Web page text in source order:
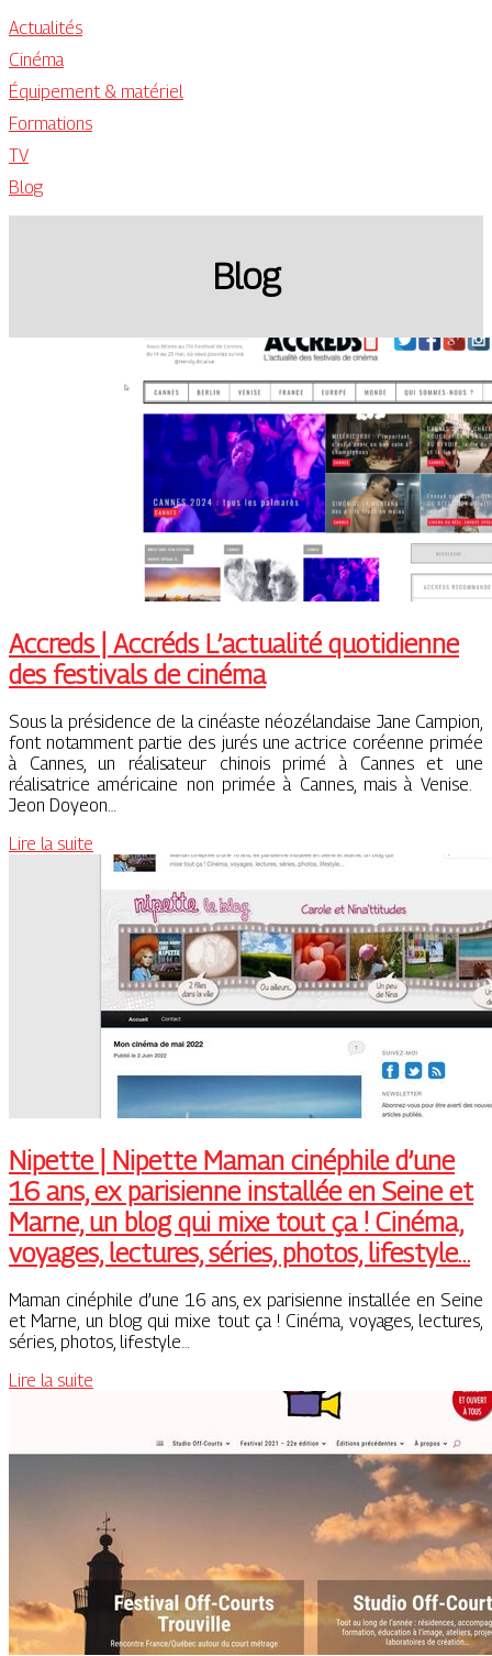
Actualités
Cinéma
Équipement & matériel
Formations
TV
Blog
Blog
Accreds | Accréds L’actualité quotidienne
des festivals de cinéma
Sous la présidence de la cinéaste néozélandaise Jane Campion,
font notamment partie des jurés une actrice coréenne primée
à Cannes, un réalisateur chinois primé à Cannes et une
réalisatrice américaine non primée à Cannes, mais à Venise.
Jeon Doyeon…
Lire la suite
Nipette | Nipette Maman cinéphile d’une
16 ans, ex parisienne installée en Seine et
Marne, un blog qui mixe tout ça ! Cinéma,
voyages, lectures, séries, photos, lifestyle…
Maman cinéphile d’une 16 ans, ex parisienne installée en Seine
et Marne, un blog qui mixe tout ça ! Cinéma, voyages, lectures,
séries, photos, lifestyle…
Lire la suite